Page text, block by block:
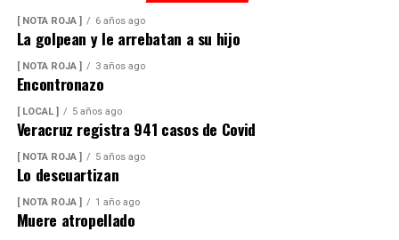
[ NOTA ROJA ] 6 años ago
La golpean y le arrebatan a su hijo
[ NOTA ROJA ] 3 años ago
Encontronazo
[ LOCAL ] 5 años ago
Veracruz registra 941 casos de Covid
[ NOTA ROJA ] 5 años ago
Lo descuartizan
[ NOTA ROJA ] 1 año ago
Muere atropellado